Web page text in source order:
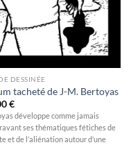
DESSINÉE
tacheté de J-M. Bertoyas
€
développe comme jamais
ses thématiques fétiches de
et de l’aliénation autour d’une